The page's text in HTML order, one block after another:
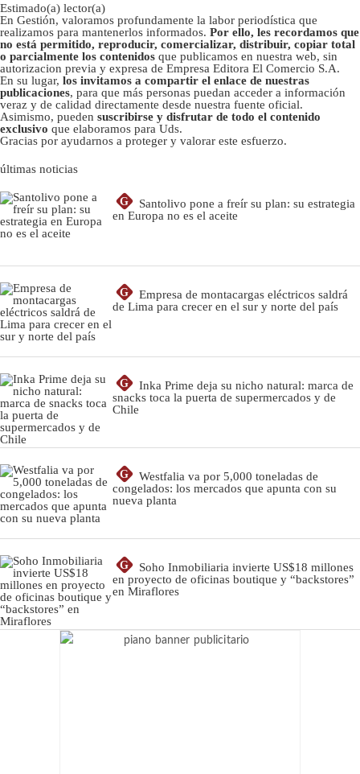
Estimado(a) lector(a)
En Gestión, valoramos profundamente la labor periodística que
realizamos para mantenerlos informados. Por ello, les recordamos que
no está permitido, reproducir, comercializar, distribuir, copiar total
o parcialmente los contenidos que publicamos en nuestra web, sin
autorizacion previa y expresa de Empresa Editora El Comercio S.A.
En su lugar, los invitamos a compartir el enlace de nuestras
publicaciones, para que más personas puedan acceder a información
veraz y de calidad directamente desde nuestra fuente oficial.
Asimismo, pueden suscribirse y disfrutar de todo el contenido
exclusivo que elaboramos para Uds.
Gracias por ayudarnos a proteger y valorar este esfuerzo.
últimas noticias
G
Santolivo pone a freír su plan: su estrategia
en Europa no es el aceite
G
Empresa de montacargas eléctricos saldrá
de Lima para crecer en el sur y norte del país
G
Inka Prime deja su nicho natural: marca de
snacks toca la puerta de supermercados y de
Chile
G
Westfalia va por 5,000 toneladas de
congelados: los mercados que apunta con su
nueva planta
G
Soho Inmobiliaria invierte US$18 millones
en proyecto de oficinas boutique y “backstores”
en Miraflores